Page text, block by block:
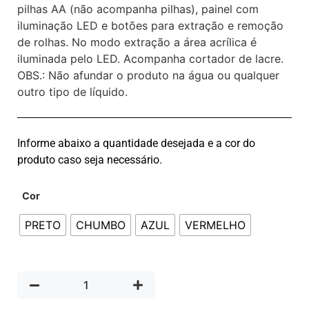
pilhas AA (não acompanha pilhas), painel com
iluminação LED e botões para extração e remoção
de rolhas. No modo extração a área acrílica é
iluminada pelo LED. Acompanha cortador de lacre.
OBS.: Não afundar o produto na água ou qualquer
outro tipo de líquido.
Informe abaixo a quantidade desejada e a cor do
produto caso seja necessário.
Cor
PRETO CHUMBO AZUL VERMELHO